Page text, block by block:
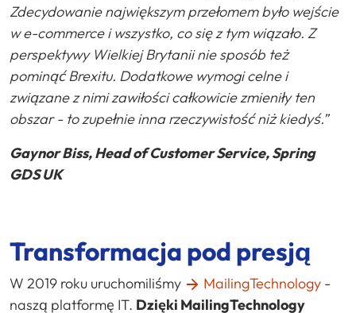
Zdecydowanie największym przełomem było wejście
w e-commerce i wszystko, co się z tym wiązało. Z
perspektywy Wielkiej Brytanii nie sposób też
pominąć Brexitu. Dodatkowe wymogi celne i
związane z nimi zawiłości całkowicie zmieniły ten
obszar - to zupełnie inna rzeczywistość niż kiedyś.”
Gaynor Biss, Head of Customer Service, Spring
GDS UK
Transformacja pod presją
W 2019 roku uruchomiliśmy MailingTechnology -
naszą platformę IT. Dzięki MailingTechnology